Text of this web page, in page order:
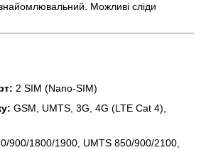
Можливі сліди
2 SIM (Nano-SIM)
GSM, UMTS, 3G, 4G (LTE Cat 4),
900/1800/1900, UMTS 850/900/2100,